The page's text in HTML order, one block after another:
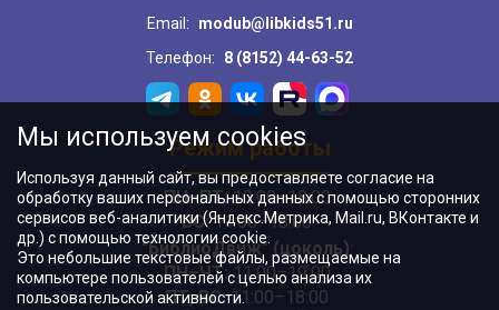
Email:
modub@libkids51.ru
Телефон:
8 (8152) 44-63-52
Режим работы
ПН–ПТ:10:00–18:00
ВС:11:00–18:00
"БиблиоДвиж" (цоколь):
ПН–ЧТ:11:00–19:00
ПТ, ВС:11:00–18:00
Мы используем cookies
Используя данный сайт, вы предоставляете согласие на
обработку ваших персональных данных с помощью сторонних
сервисов веб-аналитики (Яндекс.Метрика, Mail.ru, ВКонтакте и
др.) с помощью технологии cookie.
Это небольшие текстовые файлы, размещаемые на
компьютере пользователей с целью анализа их
пользовательской активности.